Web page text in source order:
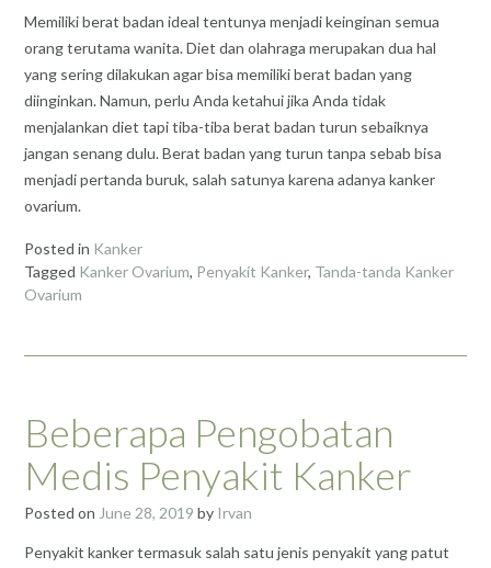
Memiliki berat badan ideal tentunya menjadi keinginan semua
orang terutama wanita. Diet dan olahraga merupakan dua hal
yang sering dilakukan agar bisa memiliki berat badan yang
diinginkan. Namun, perlu Anda ketahui jika Anda tidak
menjalankan diet tapi tiba-tiba berat badan turun sebaiknya
jangan senang dulu. Berat badan yang turun tanpa sebab bisa
menjadi pertanda buruk, salah satunya karena adanya kanker
ovarium.
Posted in Kanker
Tagged Kanker Ovarium, Penyakit Kanker, Tanda-tanda Kanker
Ovarium
Beberapa Pengobatan
Medis Penyakit Kanker
Posted on June 28, 2019 by Irvan
Penyakit kanker termasuk salah satu jenis penyakit yang patut